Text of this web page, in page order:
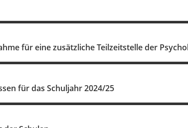
für eine zusätzliche Teilzeitstelle der
für das Schuljahr 2024/25